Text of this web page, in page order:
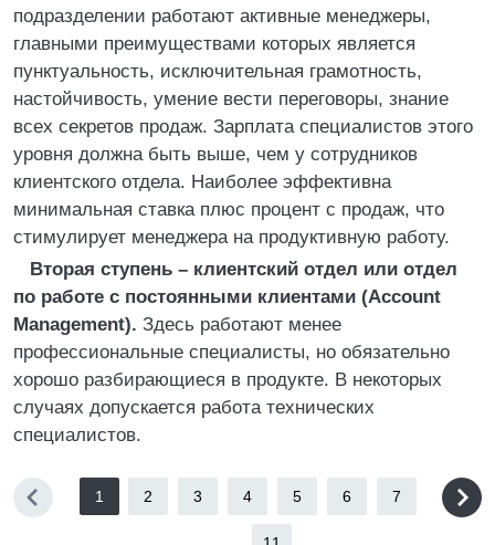
подразделении работают активные менеджеры,
главными преимуществами которых является
пунктуальность, исключительная грамотность,
настойчивость, умение вести переговоры, знание
всех секретов продаж. Зарплата специалистов этого
уровня должна быть выше, чем у сотрудников
клиентского отдела. Наиболее эффективна
минимальная ставка плюс процент с продаж, что
стимулирует менеджера на продуктивную работу.
Вторая ступень – клиентский отдел или отдел
по работе с постоянными клиентами (Account
Management). Здесь работают менее
профессиональные специалисты, но обязательно
хорошо разбирающиеся в продукте. В некоторых
случаях допускается работа технических
специалистов.
1 2 3 4 5 6 7